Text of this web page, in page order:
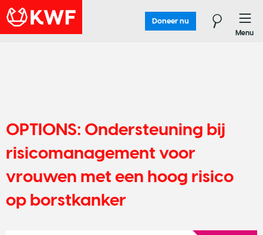
Doneer nu
Menu
OPTIONS: Ondersteuning bij
risicomanagement voor
vrouwen met een hoog risico
op borstkanker